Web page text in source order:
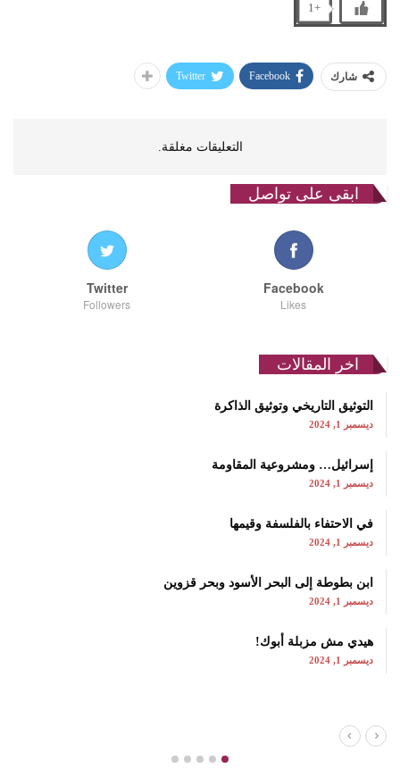
+1
شارك Facebook
Twitter
التعليقات مغلقة.
ابقى على تواصل
Facebook
Likes
Twitter
Followers
اخر المقالات
التوثيق التاريخي وتوثيق الذاكرة
ديسمبر 1, 2024
إسرائيل… ومشروعية المقاومة
ديسمبر 1, 2024
في الاحتفاء بالفلسفة وقيمها
ديسمبر 1, 2024
ابن بطوطة إلى البحر الأسود وبحر قزوين
ديسمبر 1, 2024
هيدي مش مزبلة أبوك!
ديسمبر 1, 2024